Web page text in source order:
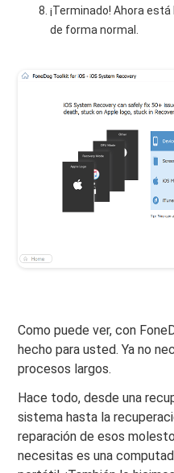
¡Terminado! Ahora
de forma normal.
Como puede ver, con
hecho para usted. Ya no
procesos largos.
Hace todo, desde una
sistema hasta la
reparación de esos
necesitas es una